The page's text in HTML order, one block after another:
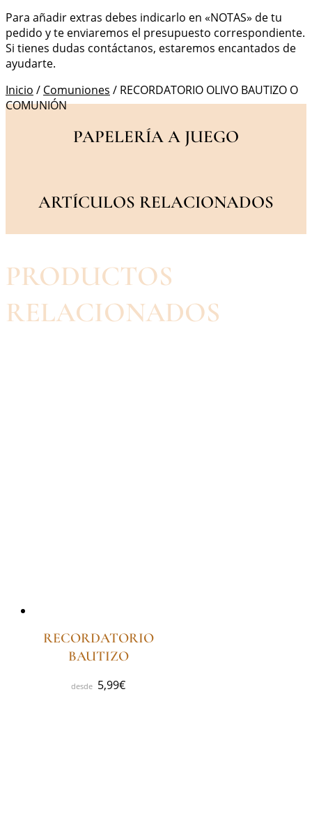
Para añadir extras debes indicarlo en «NOTAS» de tu
pedido y te enviaremos el presupuesto correspondiente.
Si tienes dudas contáctanos, estaremos encantados de
ayudarte.
Inicio / Comuniones / RECORDATORIO OLIVO BAUTIZO O
COMUNIÓN
PAPELERÍA A JUEGO
ARTÍCULOS RELACIONADOS
PRODUCTOS
RELACIONADOS
RECORDATORIO
BAUTIZO
5,99€